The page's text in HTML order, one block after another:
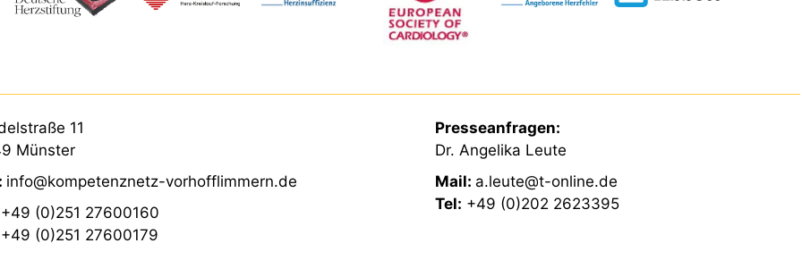
11
Münster
info@kompetenznetz-vorhofflimmern.de
+49 (0)251 27600160
+49 (0)251 27600179
Presseanfragen:
Dr. Angelika Leute
Mail: a.leute@t-online.de
Tel: +49 (0)202 2623395